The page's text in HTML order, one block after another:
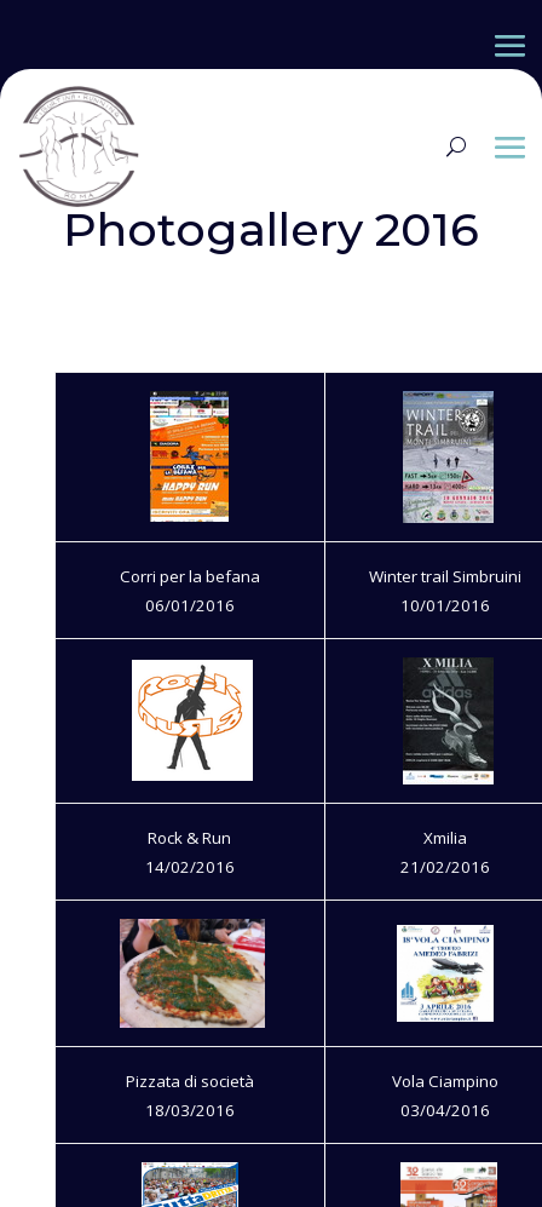
Photogallery 2016
Corri per la befana
06/01/2016
Winter trail Simbruini
10/01/2016
Rock & Run
14/02/2016
Xmilia
21/02/2016
Pizzata di società
18/03/2016
Vola Ciampino
03/04/2016